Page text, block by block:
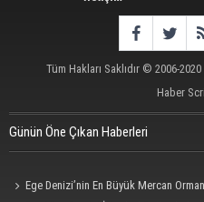
Tüm Hakları Saklıdır © 2006-2020
Haber
Günün Öne Çıkan Haberleri
Ege Denizi’nin En Büyük Mercan